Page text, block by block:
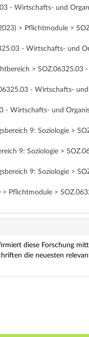
- Wirtschafts- und
> Pflichtmodule >
- Wirtschafts- und
> SOZ.06325.03
- Wirtschafts-
- Wirtschafts- und
9: Soziologie >
9: Soziologie >
9: Soziologie >
Pflichtmodule >
diese Forschung
die neuesten